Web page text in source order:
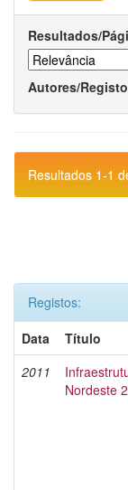
Resultados/
Autores/Registo
Resultados 1-1
Registos:
Data
Título
2011
Nordeste